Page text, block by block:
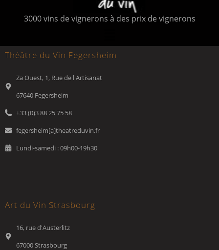
3000 vins de vignerons à des prix de vignerons
Théâtre du Vin Fegersheim
Za Ouest, 1, Rue de l'Artisanat
67640 Fegersheim
+33 (0)3 88 25 75 58
fegersheim[a]theatreduvin.fr
Lundi-samedi : 09h00-19h30
Art du Vin Strasbourg
16, rue d'Austerlitz
67000 Strasbourg